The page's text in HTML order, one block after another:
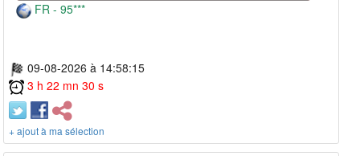
FR - 95***
09-08-2026 à 14:58:15
3 h 22 mn 30 s
+ ajout à ma sélection